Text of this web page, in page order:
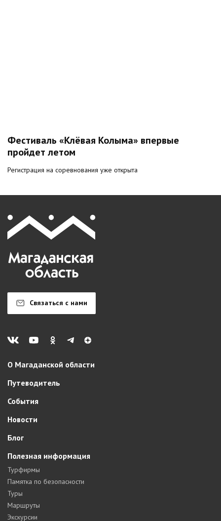
Фестиваль «Клёвая Колыма» впервые
пройдет летом
Регистрация на соревнования уже открыта
Связаться с нами
О Магаданской области
Путеводитель
События
Новости
Блог
Полезная информация
Турфирмы
Памятка по безопасности
Туры
Маршруты
Экскурсии